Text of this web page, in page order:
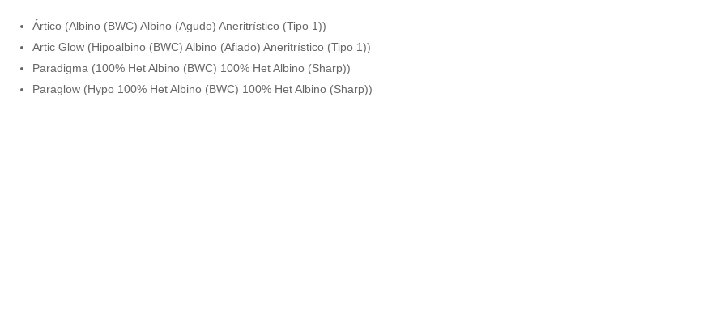
Ártico (Albino (BWC) Albino (Agudo) Aneritrístico (Tipo 1))
Artic Glow (Hipoalbino (BWC) Albino (Afiado) Aneritrístico (Tipo 1))
Paradigma (100% Het Albino (BWC) 100% Het Albino (Sharp))
Paraglow (Hypo 100% Het Albino (BWC) 100% Het Albino (Sharp))